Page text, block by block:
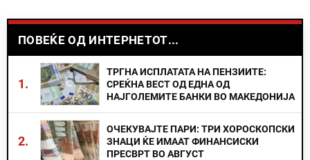
ПОВЕЌЕ ОД ИНТЕРНЕТОТ...
1.
ТРГНА ИСПЛАТАТА НА ПЕНЗИИТЕ:
СРЕЌНА ВЕСТ ОД ЕДНА ОД
НАЈГОЛЕМИТЕ БАНКИ ВО МАКЕДОНИЈА
2.
ОЧЕКУВАЈТЕ ПАРИ: ТРИ ХОРОСКОПСКИ
ЗНАЦИ ЌЕ ИМААТ ФИНАНСИСКИ
ПРЕСВРТ ВО АВГУСТ